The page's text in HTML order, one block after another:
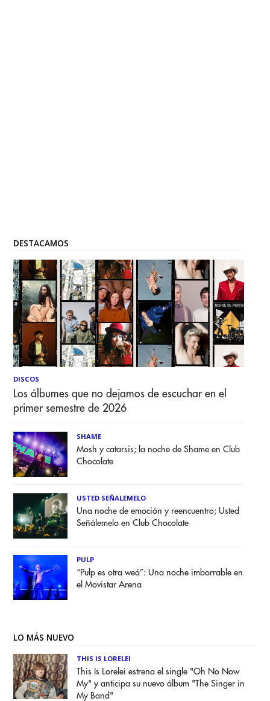
DESTACAMOS
DISCOS
Los álbumes que no dejamos de escuchar en el
primer semestre de 2026
SHAME
Mosh y catarsis; la noche de Shame en Club
Chocolate
USTED SEÑALEMELO
Una noche de emoción y reencuentro; Usted
Señálemelo en Club Chocolate
PULP
“Pulp es otra weá”: Una noche imborrable en
el Movistar Arena
LO MÁS NUEVO
THIS IS LORELEI
This Is Lorelei estrena el single "Oh No Now
My" y anticipa su nuevo álbum "The Singer in
My Band"